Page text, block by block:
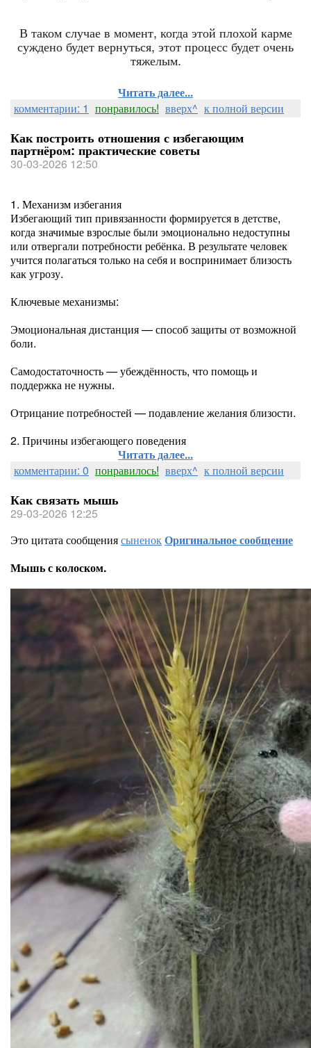
В таком случае в момент, когда этой плохой карме
суждено будет вернуться, этот процесс будет очень
тяжелым.
Читать далее...
комментарии: 1 понравилось! вверх^ к полной версии
Как построить отношения с избегающим
партнёром: практические советы
30-03-2026 12:50
1. Механизм избегания
Избегающий тип привязанности формируется в детстве,
когда значимые взрослые были эмоционально недоступны
или отвергали потребности ребёнка. В результате человек
учится полагаться только на себя и воспринимает близость
как угрозу.
Ключевые механизмы:
Эмоциональная дистанция — способ защиты от возможной
боли.
Самодостаточность — убеждённость, что помощь и
поддержка не нужны.
Отрицание потребностей — подавление желания близости.
2. Причины избегающего поведения
Читать далее...
комментарии: 0 понравилось! вверх^ к полной версии
Как связать мышь
29-03-2026 12:25
Это цитата сообщениясыненокОригинальное сообщение
Мышь с колоском.